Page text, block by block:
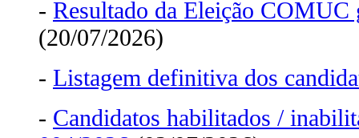
- Resultado da Eleição COMUC
(20/07/2026)
- Listagem definitiva dos
- Candidatos habilitados /